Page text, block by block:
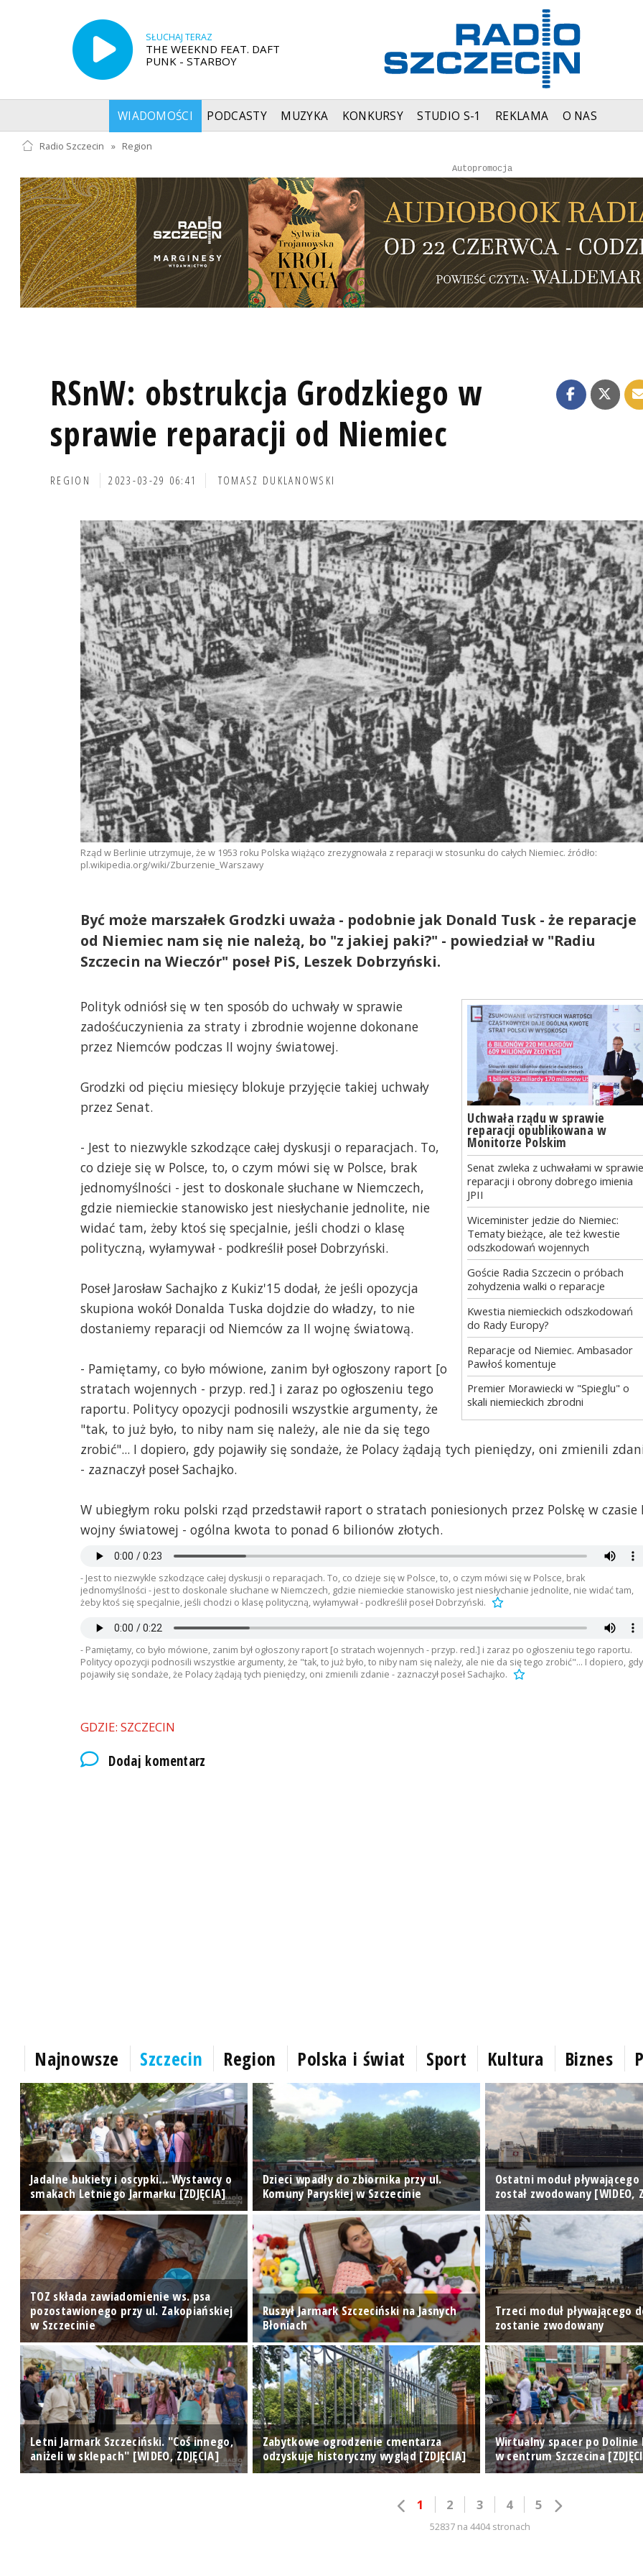
SŁUCHAJ TERAZ
THE WEEKND FEAT. DAFT
PUNK - STARBOY
WIADOMOŚCI PODCASTY MUZYKA KONKURSY STUDIO S-1 REKLAMA O NAS
Radio Szczecin » Region
Autopromocja
Reklama
RSnW: obstrukcja Grodzkiego w
sprawie reparacji od Niemiec
REGION 2023-03-29 06:41 TOMASZ DUKLANOWSKI
Rząd w Berlinie utrzymuje, że w 1953 roku Polska wiążąco zrezygnowała z reparacji w stosunku do całych Niemiec. źródło:
pl.wikipedia.org/wiki/Zburzenie_Warszawy
Być może marszałek Grodzki uważa - podobnie jak Donald Tusk - że reparacje
od Niemiec nam się nie należą, bo "z jakiej paki?" - powiedział w "Radiu
Szczecin na Wieczór" poseł PiS, Leszek Dobrzyński.
Uchwała rządu w sprawie
reparacji opublikowana w
Monitorze Polskim
Senat zwleka z uchwałami w
reparacji i obrony dobrego imienia
JPII
Wiceminister jedzie do Niemiec:
Tematy bieżące, ale też kwestie
odszkodowań wojennych
Goście Radia Szczecin o próbach
zohydzenia walki o reparacje
Kwestia niemieckich odszkodowań
do Rady Europy?
Reparacje od Niemiec. Ambasador
Pawłoś komentuje
Premier Morawiecki w "Spieglu" o
skali niemieckich zbrodni
Polityk odniósł się w ten sposób do uchwały w sprawie
zadośćuczynienia za straty i zbrodnie wojenne dokonane
przez Niemców podczas II wojny światowej.
Grodzki od pięciu miesięcy blokuje przyjęcie takiej uchwały
przez Senat.
- Jest to niezwykle szkodzące całej dyskusji o reparacjach. To,
co dzieje się w Polsce, to, o czym mówi się w Polsce, brak
jednomyślności - jest to doskonale słuchane w Niemczech,
gdzie niemieckie stanowisko jest niesłychanie jednolite, nie
widać tam, żeby ktoś się specjalnie, jeśli chodzi o klasę
polityczną, wyłamywał - podkreślił poseł Dobrzyński.
Poseł Jarosław Sachajko z Kukiz'15 dodał, że jeśli opozycja
skupiona wokół Donalda Tuska dojdzie do władzy, to nie
dostaniemy reparacji od Niemców za II wojnę światową.
- Pamiętamy, co było mówione, zanim był ogłoszony raport [o
stratach wojennych - przyp. red.] i zaraz po ogłoszeniu tego
raportu. Politycy opozycji podnosili wszystkie argumenty, że
"tak, to już było, to niby nam się należy, ale nie da się tego
zrobić"... I dopiero, gdy pojawiły się sondaże, że Polacy żądają tych pieniędzy, oni zmienili
- zaznaczył poseł Sachajko.
W ubiegłym roku polski rząd przedstawił raport o stratach poniesionych przez Polskę w czasie
wojny światowej - ogólna kwota to ponad 6 bilionów złotych.
- Jest to niezwykle szkodzące całej dyskusji o reparacjach. To, co dzieje się w Polsce, to, o czym mówi się w Polsce, brak
jednomyślności - jest to doskonale słuchane w Niemczech, gdzie niemieckie stanowisko jest niesłychanie jednolite, nie widać tam,
żeby ktoś się specjalnie, jeśli chodzi o klasę polityczną, wyłamywał - podkreślił poseł Dobrzyński.
- Pamiętamy, co było mówione, zanim był ogłoszony raport [o stratach wojennych - przyp. red.] i zaraz po ogłoszeniu tego raportu.
Politycy opozycji podnosili wszystkie argumenty, że "tak, to już było, to niby nam się należy, ale nie da się tego zrobić"... I dopiero, gdy
pojawiły się sondaże, że Polacy żądają tych pieniędzy, oni zmienili zdanie - zaznaczył poseł Sachajko.
GDZIE: SZCZECIN
Dodaj komentarz
Najnowsze Szczecin Region Polska i świat Sport Kultura Biznes
Jadalne bukiety i oscypki... Wystawcy o
smakach Letniego Jarmarku [ZDJĘCIA]
Dzieci wpadły do zbiornika przy ul.
Komuny Paryskiej w Szczecinie
Ostatni moduł
został zwodowany [WIDEO,
TOZ składa zawiadomienie ws. psa
pozostawionego przy ul. Zakopiańskiej
w Szczecinie
Ruszył Jarmark Szczeciński na Jasnych
Błoniach
Trzeci moduł pływającego
zostanie zwodowany
Letni Jarmark Szczeciński. "Coś innego,
aniżeli w sklepach" [WIDEO, ZDJĘCIA]
Zabytkowe ogrodzenie cmentarza
odzyskuje historyczny wygląd [ZDJĘCIA]
Wirtualny spacer po Dolinie
w centrum Szczecina
1 2 3 4 5
52837 na 4404 stronach